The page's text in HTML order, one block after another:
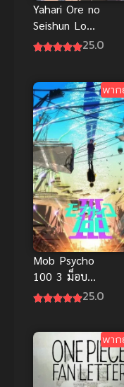
Yahari Ore no
Seishun Love
Comedy ภาค25.0
พาก
Mob Psycho
100 3 ม็อบ
ไซโค 100 คน
25.0
พาก